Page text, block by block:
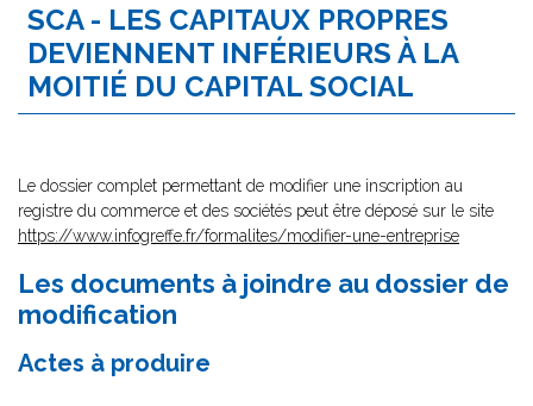
SCA - LES CAPITAUX PROPRES
DEVIENNENT INFÉRIEURS À LA
MOITIÉ DU CAPITAL SOCIAL
Le dossier complet permettant de modifier une inscription au
registre du commerce et des sociétés peut être déposé sur le site
https://www.infogreffe.fr/formalites/modifier-une-entreprise
Les documents à joindre au dossier de
modification
Actes à produire